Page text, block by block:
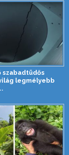
szabadtüdős
legmélyebb